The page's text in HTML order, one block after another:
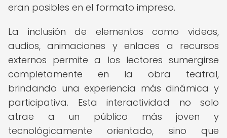
eran posibles en el formato impreso.
La inclusión de elementos como videos,
audios, animaciones y enlaces a recursos
externos permite a los lectores sumergirse
completamente en la obra teatral,
brindando una experiencia más dinámica y
participativa. Esta interactividad no solo
atrae a un público más joven y
tecnológicamente orientado, sino que